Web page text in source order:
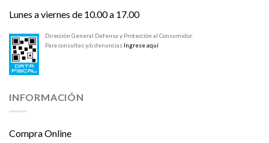
Lunes a viernes de 10.00 a 17.00
Dirección General Defensa y Protección al Consumidor.
Para consultas y/o denuncias Ingrese aquí
INFORMACIÓN
Compra Online